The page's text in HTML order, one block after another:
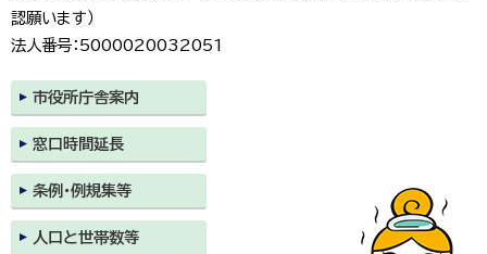
認願います）
法人番号：5000020032051
市役所庁舎案内
窓口時間延長
条例・例規集等
人口と世帯数等